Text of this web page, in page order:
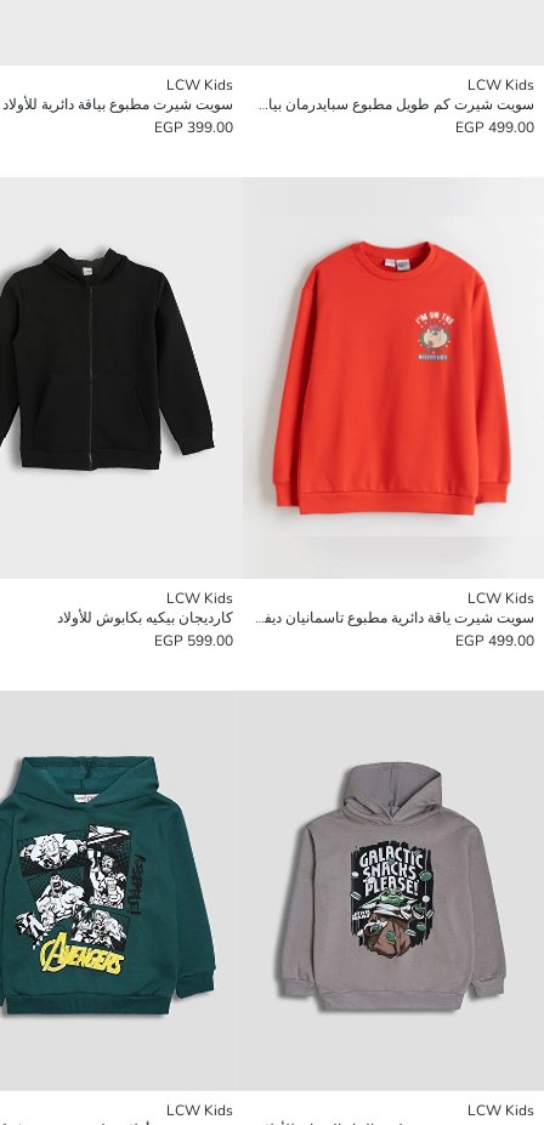
LCW Kids
سويت شيرت كم طويل مطبوع سبايدرمان بياقة دائرية للأولاد
499.00 EGP
LCW Kids
سويت شيرت مطبوع بياقة دائرية للأولاد
399.00 EGP
LCW Kids
سويت شيرت ياقة دائرية مطبوع تاسمانيان ديفل للأولاد
499.00 EGP
LCW Kids
كارديجان بيكيه بكابوش للأولاد
599.00 EGP
LCW Kids
LCW Kids